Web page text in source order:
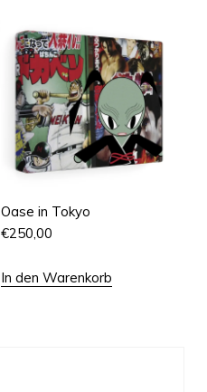
Oase in Tokyo
€250,00
In den Warenkorb